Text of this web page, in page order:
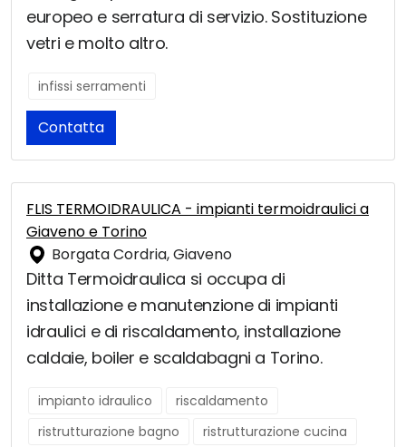
europeo e serratura di servizio. Sostituzione
vetri e molto altro.
infissi serramenti
Contatta
FLIS TERMOIDRAULICA - impianti termoidraulici a
Giaveno e Torino
Borgata Cordria, Giaveno
Ditta Termoidraulica si occupa di
installazione e manutenzione di impianti
idraulici e di riscaldamento, installazione
caldaie, boiler e scaldabagni a Torino.
impianto idraulico
riscaldamento
ristrutturazione bagno
ristrutturazione cucina